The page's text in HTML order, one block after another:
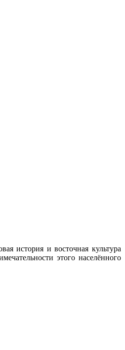
история и восточная культура
этого населённого